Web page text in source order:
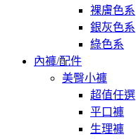
裸膚色系
銀灰色系
綠色系
內褲/配件
美臀小褲
超值任選
平口褲
生理褲